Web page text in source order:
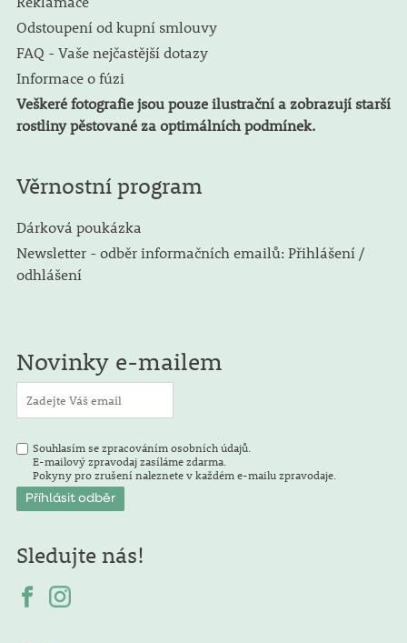
Odstoupení od kupní smlouvy
FAQ - Vaše nejčastější dotazy
Informace o fúzi
Veškeré fotografie jsou pouze ilustrační a zobrazují starší
rostliny pěstované za optimálních podmínek.
Věrnostní program
Dárková poukázka
Newsletter - odběr informačních emailů: Přihlášení /
odhlášení
Novinky e-mailem
Souhlasím se zpracováním osobních údajů.
E-mailový zpravodaj zasíláme zdarma.
Pokyny pro zrušení naleznete v každém e-mailu zpravodaje.
Sledujte nás!